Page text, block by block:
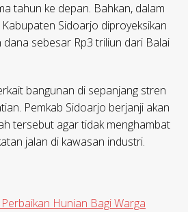
tahun ke depan. Bahkan, dalam
Sidoarjo diproyeksikan
sebesar Rp3 triliun dari Balai
bangunan di sepanjang stren
Pemkab Sidoarjo berjanji akan
tersebut agar tidak menghambat
jalan di kawasan industri.
Hunian Bagi Warga